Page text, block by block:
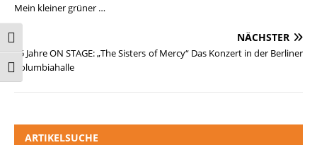
Umschalten auf hohe Kontraste
Schrift vergrößern
Mein kleiner grüner …
NÄCHSTER
25 Jahre ON STAGE: „The Sisters of Mercy“ Das Konzert in der Berliner
Columbiahalle
ARTIKELSUCHE